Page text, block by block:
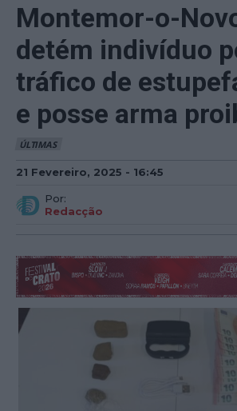
Montemor-o-
detém indivíduo
tráfico de
e posse arma
ÚLTIMAS
21 Fevereiro, 2025 - 16:45
Por:
Redacção